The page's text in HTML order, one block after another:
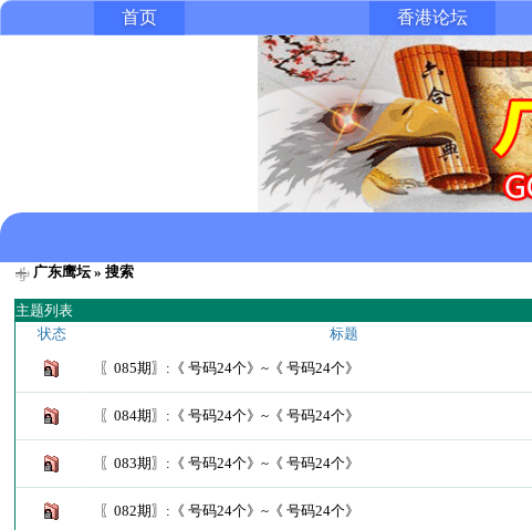
首页 香港论坛
广东鹰坛» 搜索
主题列表
状态
标题
〖085期〗:《 号码24个》~《 号码24个》
〖084期〗:《 号码24个》~《 号码24个》
〖083期〗:《 号码24个》~《 号码24个》
〖082期〗:《 号码24个》~《 号码24个》